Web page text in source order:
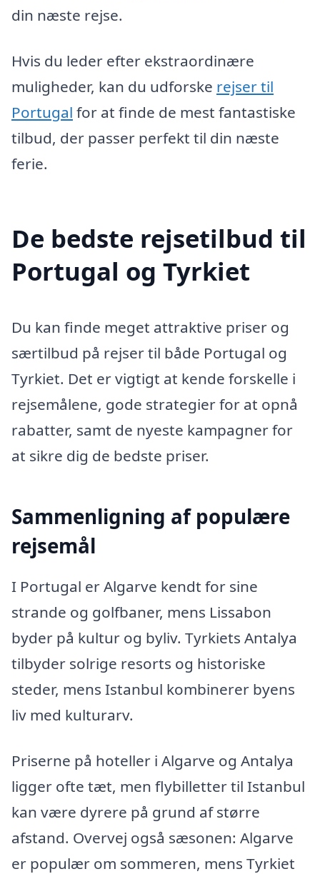
din næste rejse.
Hvis du leder efter ekstraordinære
muligheder, kan du udforske rejser til
Portugal for at finde de mest fantastiske
tilbud, der passer perfekt til din næste
ferie.
De bedste rejsetilbud til
Portugal og Tyrkiet
Du kan finde meget attraktive priser og
særtilbud på rejser til både Portugal og
Tyrkiet. Det er vigtigt at kende forskelle i
rejsemålene, gode strategier for at opnå
rabatter, samt de nyeste kampagner for
at sikre dig de bedste priser.
Sammenligning af populære
rejsemål
I Portugal er Algarve kendt for sine
strande og golfbaner, mens Lissabon
byder på kultur og byliv. Tyrkiets Antalya
tilbyder solrige resorts og historiske
steder, mens Istanbul kombinerer byens
liv med kulturarv.
Priserne på hoteller i Algarve og Antalya
ligger ofte tæt, men flybilletter til Istanbul
kan være dyrere på grund af større
afstand. Overvej også sæsonen: Algarve
er populær om sommeren, mens Tyrkiet